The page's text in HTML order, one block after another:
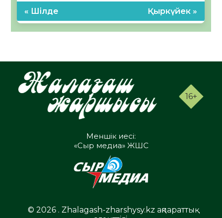
« Шілде Қыркүйек »
16+
Меншік иесі:
«Сыр медиа» ЖШС
© 2026 . Zhalagash-zharshysy.kz ақпараттық